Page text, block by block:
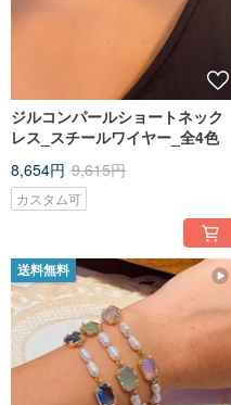
ジルコンパールショートネック
レス_スチールワイヤー_全4色
8,654円 9,615円
カスタム可
送料無料